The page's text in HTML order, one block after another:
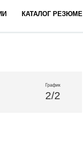
КАТАЛОГ РЕЗЮМЕ
График
2/2